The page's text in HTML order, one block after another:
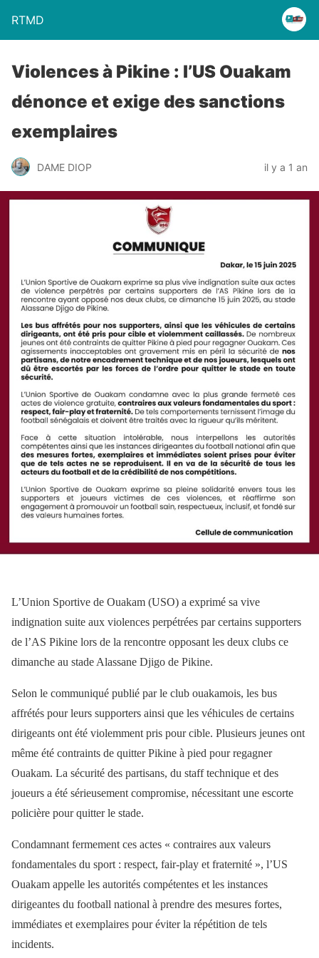
RTMD
Violences à Pikine : l’US Ouakam
dénonce et exige des sanctions
exemplaires
DAME DIOP il y a 1 an
L’Union Sportive de Ouakam (USO) a exprimé sa vive
indignation suite aux violences perpétrées par certains supporters
de l’AS Pikine lors de la rencontre opposant les deux clubs ce
dimanche au stade Alassane Djigo de Pikine.
Selon le communiqué publié par le club ouakamois, les bus
affrétés pour leurs supporters ainsi que les véhicules de certains
dirigeants ont été violemment pris pour cible. Plusieurs jeunes ont
même été contraints de quitter Pikine à pied pour regagner
Ouakam. La sécurité des partisans, du staff technique et des
joueurs a été sérieusement compromise, nécessitant une escorte
policière pour quitter le stade.
Condamnant fermement ces actes « contraires aux valeurs
fondamentales du sport : respect, fair-play et fraternité », l’US
Ouakam appelle les autorités compétentes et les instances
dirigeantes du football national à prendre des mesures fortes,
immédiates et exemplaires pour éviter la répétition de tels
incidents.